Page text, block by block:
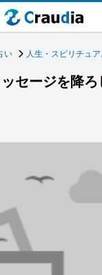
い 人生・スピリチュ
セージを降ろ